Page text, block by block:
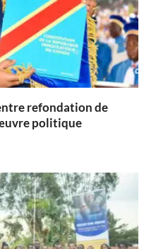
refondation de
politique